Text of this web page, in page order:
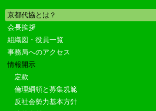
京都代協とは？
会長挨拶
組織図・役員一覧
事務局へのアクセス
情報開示
定款
倫理綱領と募集規範
反社会勢力基本方針